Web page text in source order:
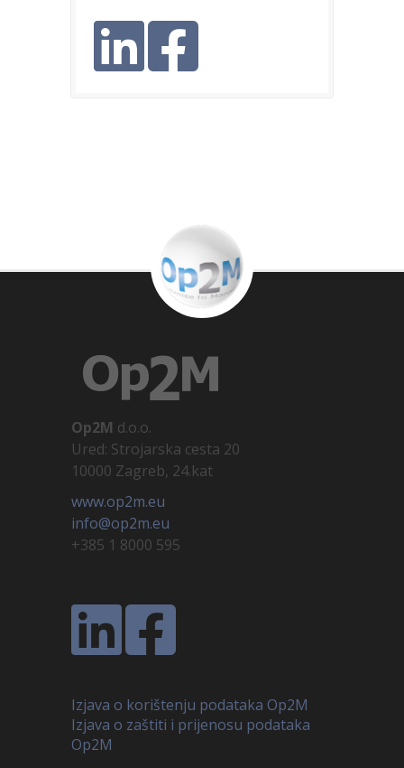
Op2M d.o.o.
Ured: Strojarska cesta 20
10000 Zagreb, 24.kat
www.op2m.eu
info@op2m.eu
+385 1 8000 595
Izjava o korištenju podataka Op2M
Izjava o zaštiti i prijenosu podataka
Op2M